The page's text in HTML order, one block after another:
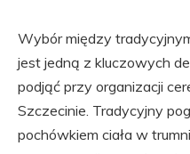
Wybór między
jest jedną z kluczowych
podjąć przy organizacji
Szczecinie. Tradycyjny
pochówkiem ciała w